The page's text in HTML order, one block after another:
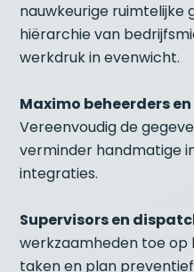
nauwkeurige ruimtelijke
hiërarchie van
werkdruk in evenwicht.
Maximo beheerders
Vereenvoudig de
verminder handmatige
integraties.
Supervisors en
werkzaamheden toe op
taken en plan